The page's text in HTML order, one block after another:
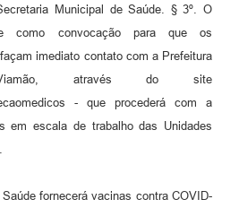
Municipal de Saúde. § 3º. O
como convocação para que os
imediato contato com a Prefeitura
através do site
- que procederá com a
em escala de trabalho das Unidades
fornecerá vacinas contra COVID-